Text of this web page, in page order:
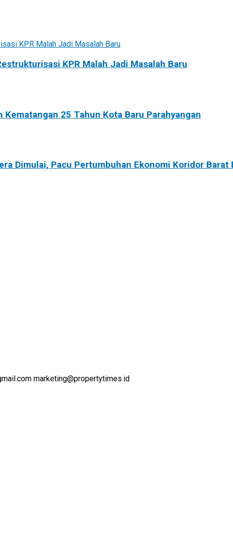
KPR Malah Jadi Masalah Baru
25 Tahun Kota Baru Parahyangan
Dimulai, Pacu Pertumbuhan Ekonomi Koridor Barat
marketing@propertytimes.id